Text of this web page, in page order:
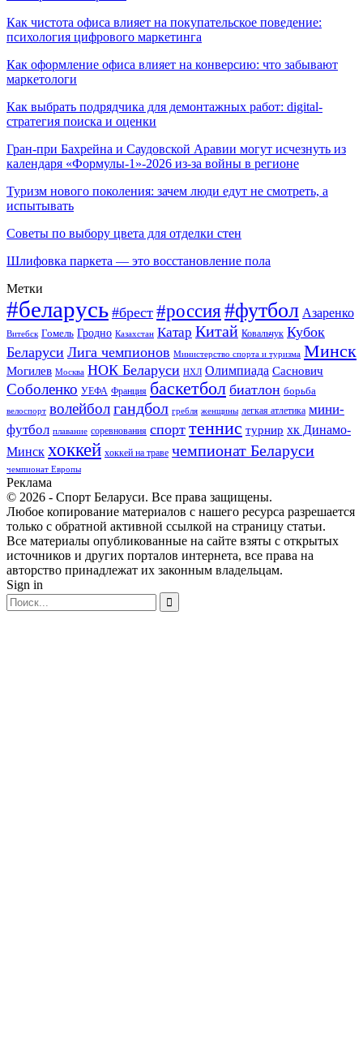
Как чистота офиса влияет на покупательское поведение:
психология цифрового маркетинга
Как оформление офиса влияет на конверсию: что забывают
маркетологи
Как выбрать подрядчика для демонтажных работ: digital-
стратегия поиска и оценки
Гран-при Бахрейна и Саудовской Аравии могут исчезнуть из
календаря «Формулы-1»-2026 из-за войны в регионе
Туризм нового поколения: зачем люди едут не смотреть, а
испытывать
Советы по выбору цвета для отделки стен
Шлифовка паркета — это восстановление пола
Метки
#беларусь #брест #россия#футбол Азаренко
Витебск Гомель Гродно Казахстан Катар Китай Ковальчук Кубок
Беларуси Лига чемпионов Министерство спорта и туризма Минск
Могилев Москва НОК Беларуси НХЛ Олимпиада Саснович
Соболенко УЕФА Франция баскетбол биатлон борьба
велоспорт волейболгандбол гребля женщины легкая атлетика мини-
футбол плавание соревнования спорт теннис турнир хк Динамо-
Минск хоккей хоккей на траве чемпионат Беларуси
чемпионат Европы
Реклама
© 2026 - Спорт Беларуси. Все права защищены.
Любое копирование материалов с нашего ресурса разрешается
только с обратной активной ссылкой на страницу статьи.
Все материалы опубликованные на сайте взяты с открытых
источников и других порталов интернета, все права на
авторство принадлежат их законным владельцам.
Sign in